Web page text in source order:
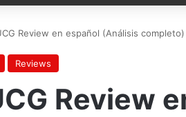
Review en español (Análisis completo)
Reviews
Review